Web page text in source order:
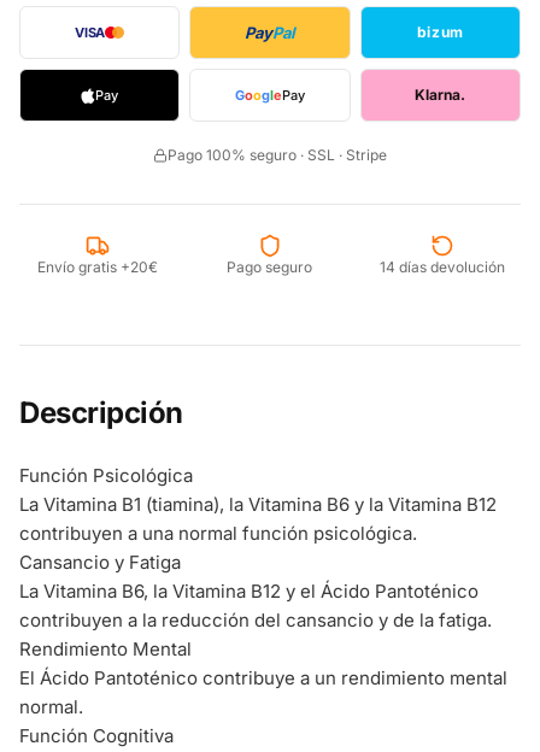
VISA PayPal bizum
Pay GooglePay Klarna.
Pago 100% seguro · SSL · Stripe
Envío gratis +20€ Pago seguro 14 días devolución
Descripción
Función Psicológica
La Vitamina B1 (tiamina), la Vitamina B6 y la Vitamina B12
contribuyen a una normal función psicológica.
Cansancio y Fatiga
La Vitamina B6, la Vitamina B12 y el Ácido Pantoténico
contribuyen a la reducción del cansancio y de la fatiga.
Rendimiento Mental
El Ácido Pantoténico contribuye a un rendimiento mental
normal.
Función Cognitiva